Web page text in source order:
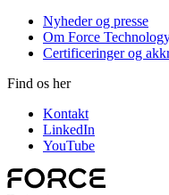
Nyheder og presse
Om Force
Certificeringer og
Find os her
Kontakt
LinkedIn
YouTube